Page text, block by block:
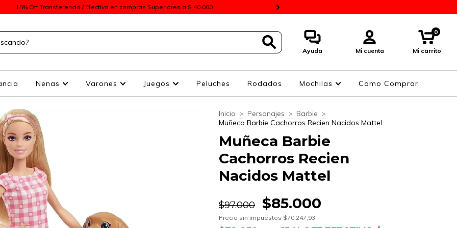
15% Off Transferencia / Efectivo en compras Superiores a $ 40.000
Ayuda Mi cuenta Mi carrito
0
Nenas Varones Juegos Peluches Rodados Mochilas Como Comprar
Inicio > Personajes > Barbie >
Muñeca Barbie Cachorros Recien Nacidos Mattel
Muñeca Barbie
Cachorros Recien
Nacidos Mattel
$97.000 $85.000
Precio sin impuestos $70.247,93